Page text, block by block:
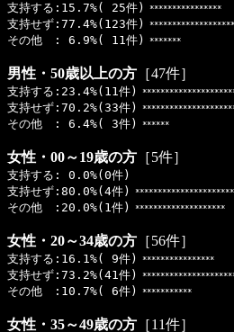
支持する:15.7%( 25件) ****************
支持せず:77.4%(123件)
その他 : 6.9%( 11件) *******
男性・50歳以上の方 ［47件］
支持する:23.4%(11件)
支持せず:70.2%(33件)
その他 : 6.4%( 3件) ******
女性・00～19歳の方 ［5件］
支持する: 0.0%(0件)
支持せず:80.0%(4件)
その他 :20.0%(1件) ********************
女性・20～34歳の方 ［56件］
支持する:16.1%( 9件) ****************
支持せず:73.2%(41件)
その他 :10.7%( 6件) ***********
女性・35～49歳の方 ［11件］